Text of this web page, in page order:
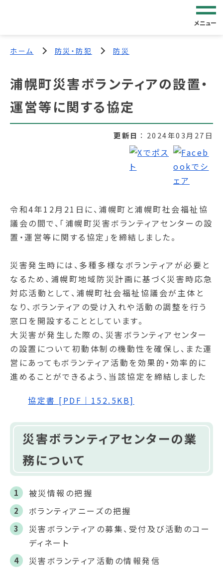
メニュー
ホーム 防災・防犯 防災
浦幌町災害ボランティアの設置・
運営等に関する協定
更新日 2024年03月27日
令和4年12月21日に、浦幌町と浦幌町社会福祉協
議会の間で、「浦幌町災害ボランティアセンターの設
置・運営等に関する協定」を締結しました。
災害発生時には、多種多様なボランティアが必要と
なるため、浦幌町地域防災計画に基づく災害時応急
対応活動として、浦幌町社会福祉協議会が主体と
なり、ボランティアの受け入れや活動の調整を行う
窓口を開設することとしています。
大災害が発生した際の、災害ボランティアセンター
の設置について初動体制の機動性を確保し、また運
営にあってもボランティア活動を効果的・効率的に
進めることができるよう、当該協定を締結しました
協定書 [PDF｜152.5KB]
災害ボランティアセンターの業
務について
被災情報の把握
ボランティアニーズの把握
災害ボランティアの募集、受付及び活動のコー
ディネート
災害ボランティア活動の情報発信